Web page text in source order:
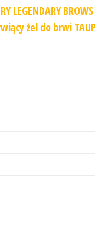
LEGENDARY BROWS
żel do brwi